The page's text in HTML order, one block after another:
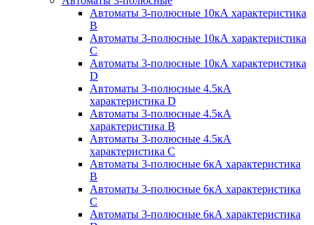
Автоматы 3-полюсные 10кА характеристика
B
Автоматы 3-полюсные 10кА характеристика
C
Автоматы 3-полюсные 10кА характеристика
D
Автоматы 3-полюсные 4.5кА
характеристика D
Автоматы 3-полюсные 4.5кА
характеристика В
Автоматы 3-полюсные 4.5кА
характеристика С
Автоматы 3-полюсные 6кА характеристика
B
Автоматы 3-полюсные 6кА характеристика
C
Автоматы 3-полюсные 6кА характеристика